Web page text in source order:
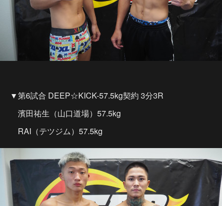
▼第6試合 DEEP☆KICK-57.5kg契約 3分3R
濱田祐生（山口道場）57.5kg
RAI（テツジム）57.5kg